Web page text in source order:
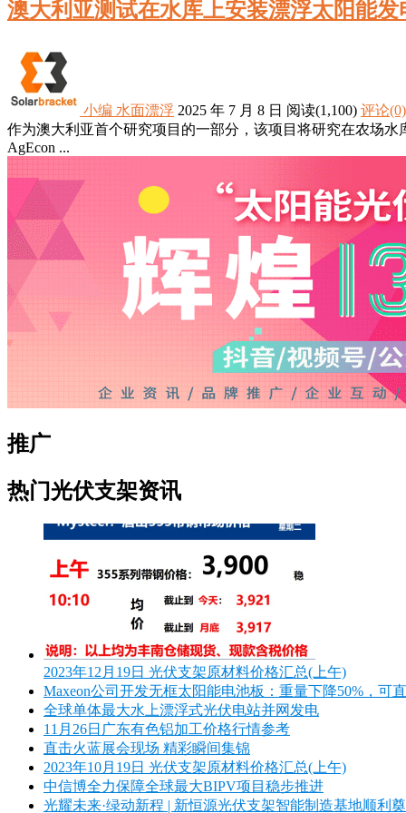
澳大利亚测试在水库上安装漂浮太阳能发
小编 水面漂浮 2025 年 7 月 8 日 阅读(1,100) 评论(0)
作为澳大利亚首个研究项目的一部分，该项目将研究在农场
AgEcon ...
推广
热门光伏支架资讯
2023年12月19日 光伏支架原材料价格汇总(上午)
Maxeon公司开发无框太阳能电池板：重量下降50%，可
全球单体最大水上漂浮式光伏电站并网发电
11月26日广东有色铝加工价格行情参考
直击火蓝展会现场 精彩瞬间集锦
2023年10月19日 光伏支架原材料价格汇总(上午)
中信博全力保障全球最大BIPV项目稳步推进
光耀未来·绿动新程 | 新恒源光伏支架智能制造基地顺利